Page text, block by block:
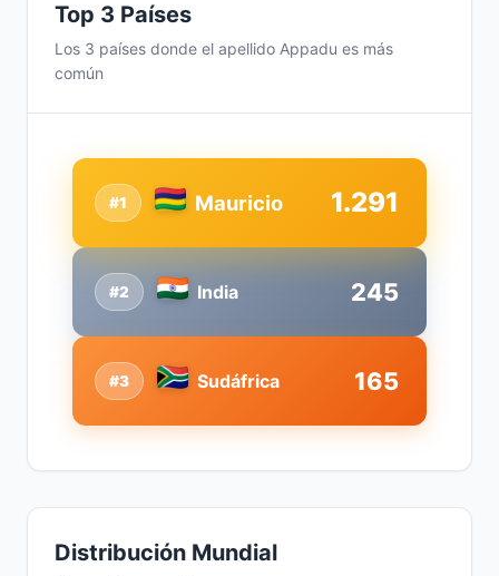
Top 3 Países
Los 3 países donde el apellido Appadu es más
común
#2 India 245
#1 Mauricio 1.291
#3 Sudáfrica 165
Distribución Mundial